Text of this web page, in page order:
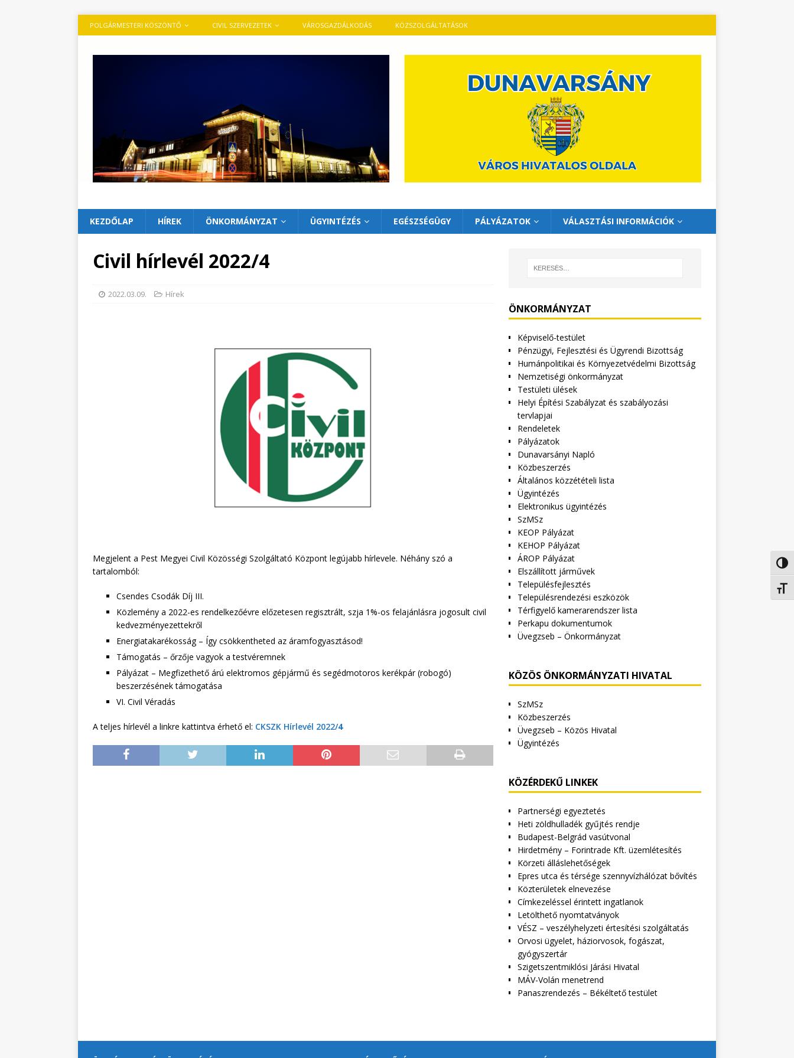
POLGÁRMESTERI KÖSZÖNTŐ CIVIL SZERVEZETEK VÁROSGAZDÁLKODÁS KÖZSZOLGÁLTATÁSOK
KEZDŐLAP HÍREK ÖNKORMÁNYZAT ÜGYINTÉZÉS EGÉSZSÉGÜGY PÁLYÁZATOK VÁLASZTÁSI INFORMÁCIÓK
Civil hírlevél 2022/4
2022.03.09. Hírek
Megjelent a Pest Megyei Civil Közösségi Szolgáltató Központ legújabb hírlevele. Néhány szó a
tartalomból:
Csendes Csodák Díj III.
Közlemény a 2022-es rendelkezőévre előzetesen regisztrált, szja 1%-os felajánlásra jogosult civil
kedvezményezettekről
Energiatakarékosság – Így csökkentheted az áramfogyasztásod!
Támogatás – őrzője vagyok a testvéremnek
Pályázat – Megfizethető árú elektromos gépjármű és segédmotoros kerékpár (robogó)
beszerzésének támogatása
VI. Civil Véradás
A teljes hírlevél a linkre kattintva érhető el: CKSZK Hírlevél 2022/4
ÖNKORMÁNYZAT
Képviselő-testület
Pénzügyi, Fejlesztési és Ügyrendi Bizottság
Humánpolitikai és Környezetvédelmi Bizottság
Nemzetiségi önkormányzat
Testületi ülések
Helyi Építési Szabályzat és szabályozási
tervlapjai
Rendeletek
Pályázatok
Dunavarsányi Napló
Közbeszerzés
Általános közzétételi lista
Ügyintézés
Elektronikus ügyintézés
SzMSz
KEOP Pályázat
KEHOP Pályázat
ÁROP Pályázat
Elszállított járművek
Településfejlesztés
Településrendezési eszközök
Térfigyelő kamerarendszer lista
Perkapu dokumentumok
Üvegzseb – Önkormányzat
KÖZÖS ÖNKORMÁNYZATI HIVATAL
SzMSz
Közbeszerzés
Üvegzseb – Közös Hivatal
Ügyintézés
KÖZÉRDEKŰ LINKEK
Partnerségi egyeztetés
Heti zöldhulladék gyűjtés rendje
Budapest-Belgrád vasútvonal
Hirdetmény – Forintrade Kft. üzemlétesítés
Körzeti álláslehetőségek
Epres utca és térsége szennyvízhálózat bővítés
Közterületek elnevezése
Címkezeléssel érintett ingatlanok
Letölthető nyomtatványok
VÉSZ – veszélyhelyzeti értesítési szolgáltatás
Orvosi ügyelet, háziorvosok, fogászat,
gyógyszertár
Szigetszentmiklósi Járási Hivatal
MÁV-Volán menetrend
Panaszrendezés – Békéltető testület